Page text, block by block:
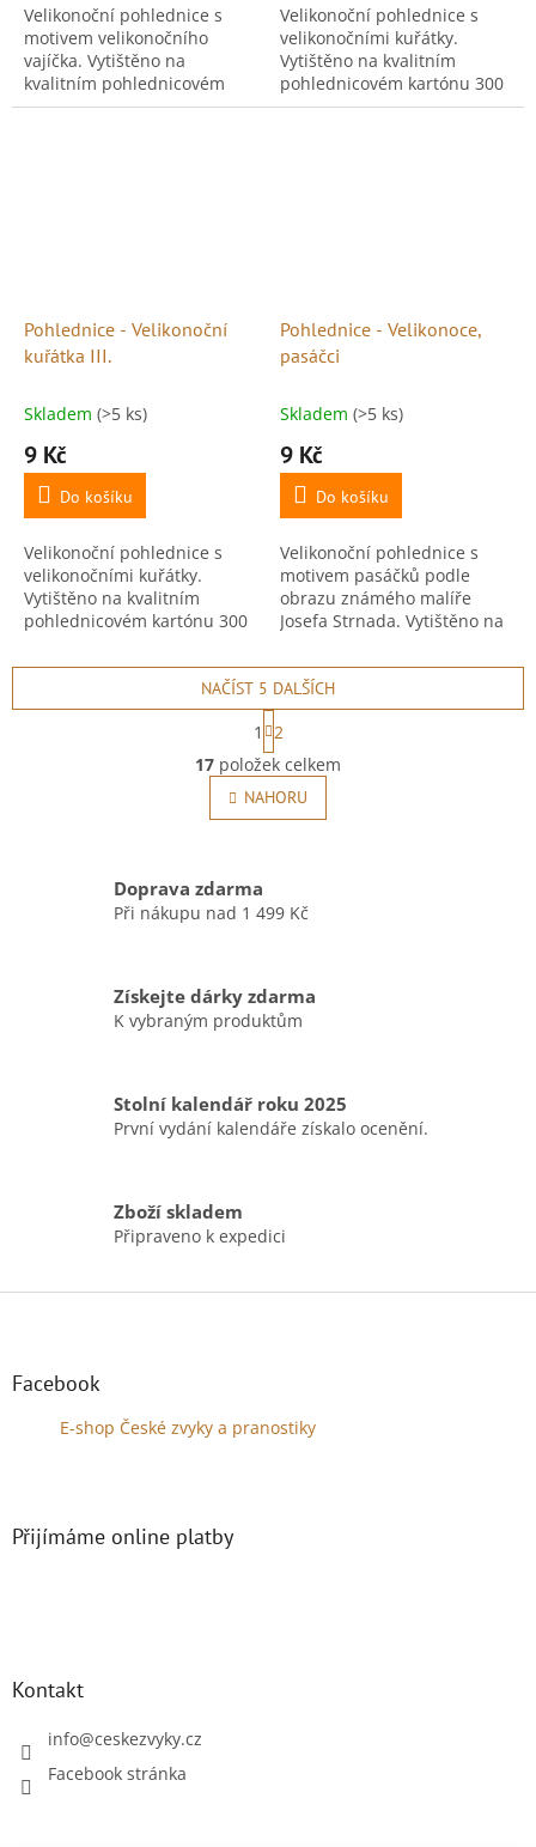
Velikonoční pohlednice s
motivem velikonočního
vajíčka. Vytištěno na
kvalitním pohlednicovém
kartónu 300 g, ideální pro
Velikonoční pohlednice s
velikonočními kuřátky.
Vytištěno na kvalitním
pohlednicovém kartónu 300
g, ideální pro psaní i
Pohlednice - Velikonoční
kuřátka III.
Skladem (>5 ks)
9 Kč
Do košíku
Velikonoční pohlednice s
velikonočními kuřátky.
Vytištěno na kvalitním
pohlednicovém kartónu 300
vystavení. Rozměr: 10,5 × 15
cm. Číslo pohlednice: 30....
Pohlednice - Velikonoce,
pasáčci
Skladem (>5 ks)
9 Kč
Do košíku
Velikonoční pohlednice s
motivem pasáčků podle
obrazu známého malíře
Josefa Strnada. Vytištěno na
kartónu 300 g, ideální pro
psaní i vystavení. Rozměr:...
O
v
l
á
í
k
y
p
i
s
NAČÍST 5 DALŠÍCH
S
t
r
á
n
k
n
í
1
2
17 položek celkem
NAHORU
Doprava zdarma
Při nákupu nad 1 499 Kč
Získejte dárky zdarma
K vybraným produktům
Stolní kalendář roku 2025
První vydání kalendáře získalo ocenění.
Zboží skladem
Připraveno k expedici
Facebook
E-shop České zvyky a pranostiky
Přijímáme online platby
Kontakt
info@ceskezvyky.cz
Facebook stránka